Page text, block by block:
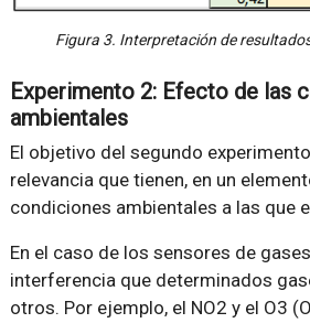
Figura 3. Interpretación de
Experimento 2: Efecto de las
ambientales
El objetivo del segundo
relevancia que tienen, en un
condiciones ambientales a las que
En el caso de los sensores de
interferencia que determinados
otros. Por ejemplo, el NO2 y el O3